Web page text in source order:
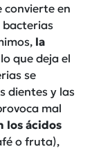
convierte en
bacterias
la
que deja el
se
dientes y las
mal
los ácidos
o fruta),